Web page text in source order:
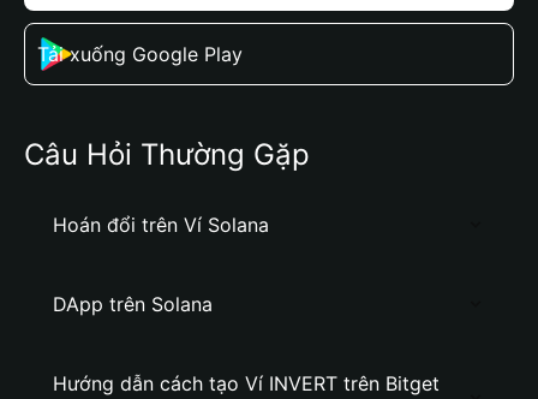
Tải xuống Google Play
Câu Hỏi Thường Gặp
Hoán đổi trên Ví Solana
DApp trên Solana
Hướng dẫn cách tạo Ví INVERT trên Bitget